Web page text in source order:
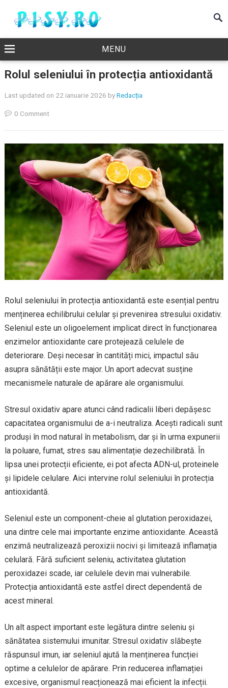
MENU
Rolul seleniului în protecția antioxidantă
Last updated on 22 ianuarie 2026 byRedacția
0 Comment
Rolul seleniului în protecția antioxidantă este esențial pentru
menținerea echilibrului celular și prevenirea stresului oxidativ.
Seleniul este un oligoelement implicat direct în funcționarea
enzimelor antioxidante care protejează celulele de
deteriorare. Deși necesar în cantități mici, impactul său
asupra sănătății este major. Un aport adecvat susține
mecanismele naturale de apărare ale organismului.
Stresul oxidativ apare atunci când radicalii liberi depășesc
capacitatea organismului de a-i neutraliza. Acești radicali sunt
produși în mod natural în metabolism, dar și în urma expunerii
la poluare, fumat, stres sau alimentație dezechilibrată. În
lipsa unei protecții eficiente, ei pot afecta ADN-ul, proteinele
și lipidele celulare. Aici intervine rolul seleniului în protecția
antioxidantă.
Seleniul este un component-cheie al glutation peroxidazei,
una dintre cele mai importante enzime antioxidante. Această
enzimă neutralizează peroxizii nocivi și limitează inflamația
celulară. Fără suficient seleniu, activitatea glutation
peroxidazei scade, iar celulele devin mai vulnerabile.
Protecția antioxidantă este astfel direct dependentă de
acest mineral.
Un alt aspect important este legătura dintre seleniu și
sănătatea sistemului imunitar. Stresul oxidativ slăbește
răspunsul imun, iar seleniul ajută la menținerea funcției
optime a celulelor de apărare. Prin reducerea inflamației
excesive, organismul reacționează mai eficient la infecții.